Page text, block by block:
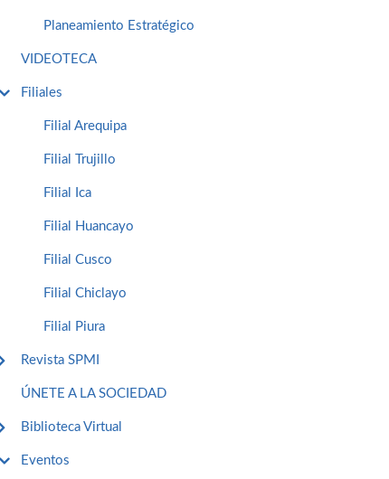
Planeamiento Estratégico
VIDEOTECA
Filiales
Filial Arequipa
Filial Trujillo
Filial Ica
Filial Huancayo
Filial Cusco
Filial Chiclayo
Filial Piura
Revista SPMI
ÚNETE A LA SOCIEDAD
Biblioteca Virtual
Eventos